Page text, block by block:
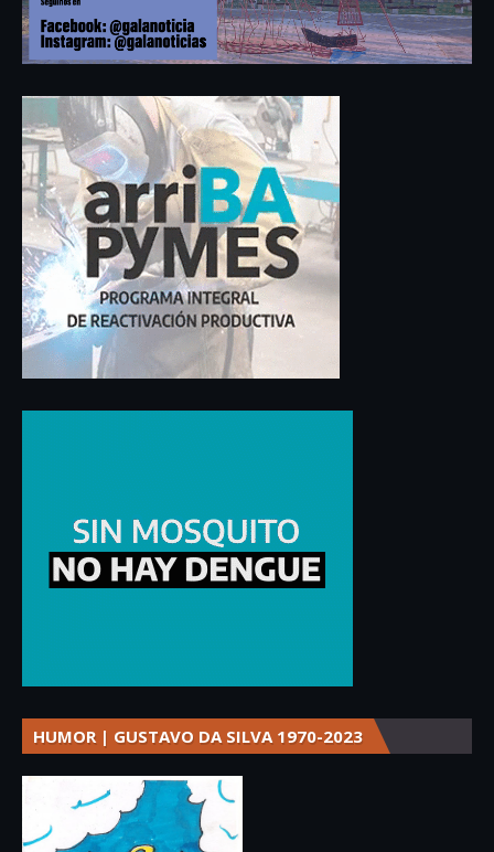
HUMOR | GUSTAVO DA SILVA 1970-2023